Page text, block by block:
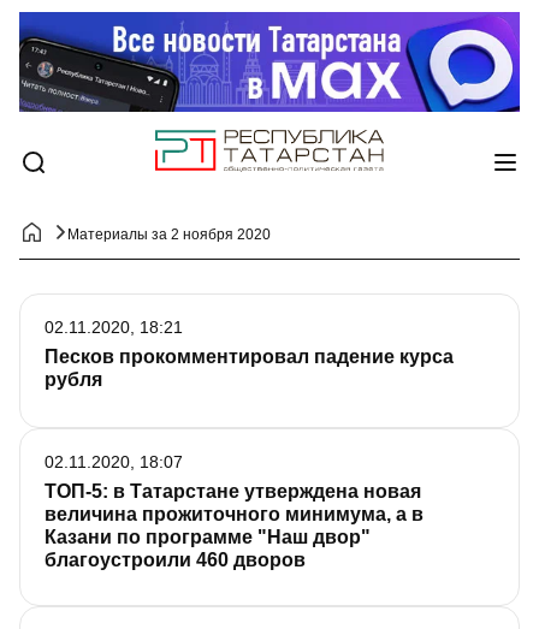
Материалы за 2 ноября 2020
Песков прокомментировал падение курса
рубля
02.11.2020, 18:21
ТОП-5: в Татарстане утверждена новая
величина прожиточного минимума, а в
Казани по программе "Наш двор"
благоустроили 460 дворов
02.11.2020, 18:07